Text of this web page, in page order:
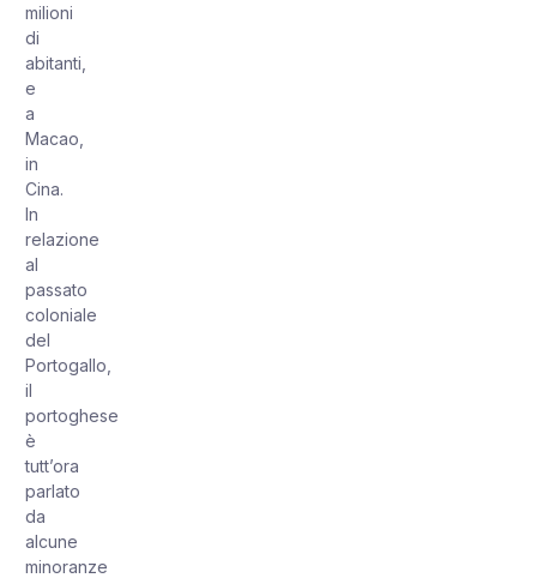
milioni
di
abitanti,
e
a
Macao,
in
Cina.
In
relazione
al
passato
coloniale
del
Portogallo,
il
portoghese
è
tutt’ora
parlato
da
alcune
minoranze